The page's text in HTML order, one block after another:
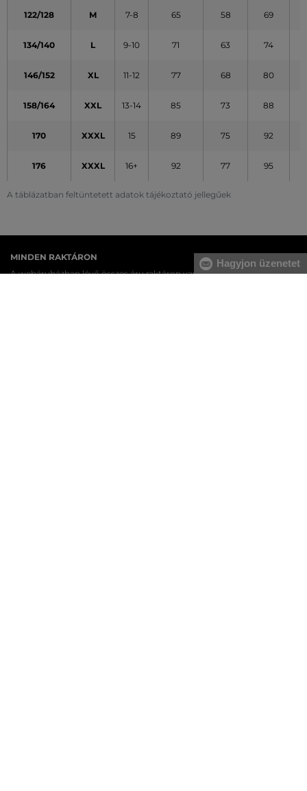
A táblázatban feltüntetett adatok tájékoztató jellegűek
122/128 M 7-8 65 58 69
134/140 L 9-10 71 63 74
146/152 XL 11-12 77 68 80
158/164 XXL 13-14 85 73 88
170 XXXL 15 89 75 92
176 XXXL 16+ 92 77 95
MINDEN RAKTÁRON
A webáruházban lévő összes áru raktáron van.
Hagyjon üzenetet